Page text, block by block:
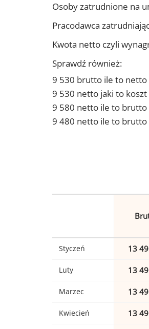
Osoby zatrudnione na
Pracodawca
Kwota netto czyli
Sprawdź również:
9 530 brutto ile to netto
9 530 netto jaki to
9 580 netto ile to brutto
9 480 netto ile to brutto
Styczeń 13
Luty 13
Marzec 13
Kwiecień 13